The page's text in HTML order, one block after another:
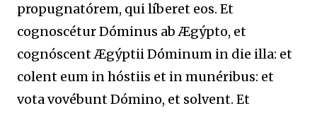
propugnatórem, qui líberet eos. Et
cognoscétur Dóminus ab Ægýpto, et
cognóscent Ægýptii Dóminum in die illa: et
colent eum in hóstiis et in munéribus: et
vota vovébunt Dómino, et solvent. Et